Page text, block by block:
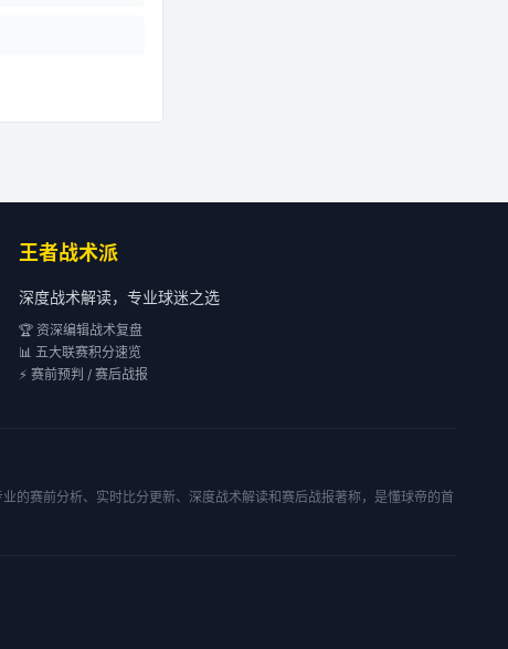
王者战术派
深度战术解读，专业球迷之选
🏆 资深编辑战术复盘
📊 五大联赛积分速览
⚡ 赛前预判 / 赛后战报
的赛前分析、实时比分更新、深度战术解读和赛后战报著称，是懂球帝的首